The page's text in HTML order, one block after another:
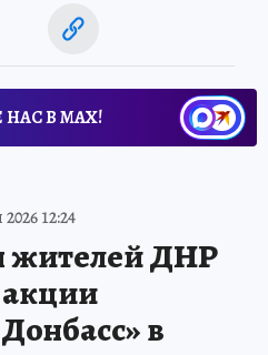
НАС В МАХ!
12:24
жителей ДНР
акции
в